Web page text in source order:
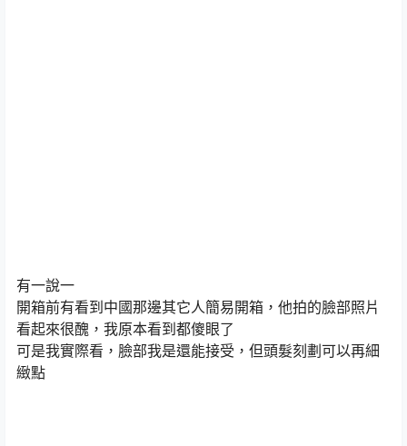
有一說一
開箱前有看到中國那邊其它人簡易開箱，他拍的臉部照片
看起來很醜，我原本看到都傻眼了
可是我實際看，臉部我是還能接受，但頭髮刻劃可以再細
緻點